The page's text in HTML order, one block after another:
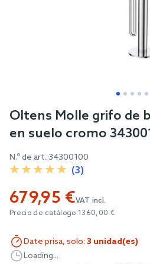
Skip
beginning
of
images
gallery
Oltens Molle grifo de
en suelo cromo
N.º de art. 34300100
(3)
679,95 €VAT incl.
Precio de catálogo:1360,00 €
Date prisa, solo: 3 unidad(es)
Loading...